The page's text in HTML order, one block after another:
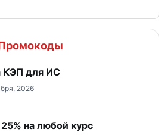
КЭП для ИС
2026
на любой курс